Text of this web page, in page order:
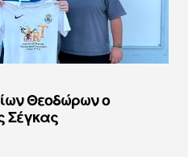
Θεοδώρων ο
Σέγκας